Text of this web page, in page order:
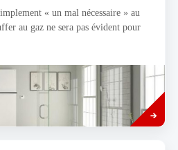
« un mal nécessaire » au
au gaz ne sera pas évident pour
Read
more